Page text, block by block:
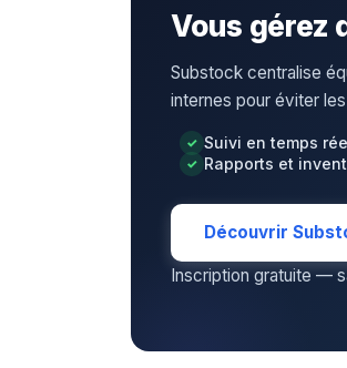
Vous gérez
Substock centralise
internes pour éviter
Suivi en temps
Rapports et
Découvrir
Inscription gratuite —